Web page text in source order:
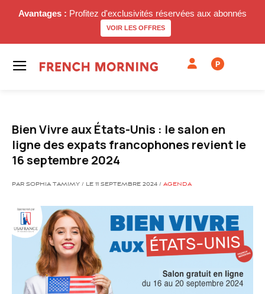
Avantages : Profitez d'exclusivités réservées aux abonnés
VOIR LES OFFRES
P
Bien Vivre aux États-Unis : le salon en
ligne des expats francophones revient le
16 septembre 2024
PAR SOPHIA TAMIMY / LE 11 SEPTEMBRE 2024 / AGENDA